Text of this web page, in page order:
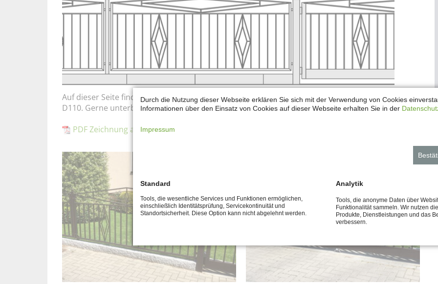
Auf dieser Seite finden Sie einige Beispiele und Referenzen für den Zauntyp Designzaun
D110. Gerne unterbreiten wir auch Ihnen ein individuelles Angebot.
PDF Zeichnung als PDF-Download
Durch die Nutzung dieser Webseite erklären Sie sich mit der Verwendung von Cookies
Informationen über den Einsatz von Cookies auf dieser Webseite erhalten Sie in der
Impressum
Standard
Tools, die wesentliche Services und Funktionen ermöglichen,
einschließlich Identitätsprüfung, Servicekontinuität und
Standortsicherheit. Diese Option kann nicht abgelehnt werden.
Analytik
Tools, die anonyme Daten über
Funktionalität sammeln. Wir nutzen
Produkte, Dienstleistungen und das
verbessern.